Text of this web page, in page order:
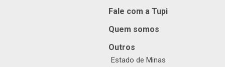
Fale com a Tupi
Quem somos
Outros
Estado de Minas